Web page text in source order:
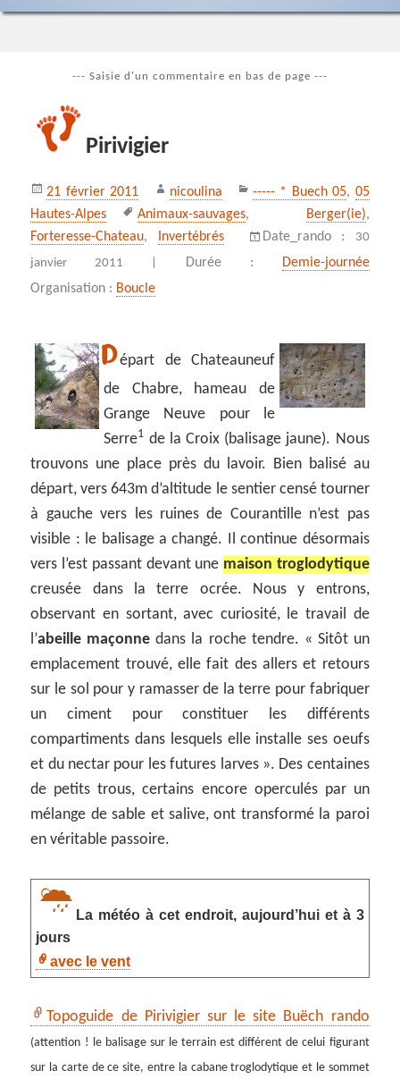
--- Saisie d'un commentaire en bas de page ---
Pirivigier
Publié
le
21 février 2011 Auteur
nicoulina Catégories
----- * Buech 05, 05
Hautes-Alpes
Mots-
clés
Animaux-sauvages, Berger(ie),
Forteresse-Chateau, Invertébrés Date_rando :
30
janvier 2011 |
Durée :
Demie-journée
Organisation : Boucle
Départ de Chateauneuf
de Chabre, hameau de
Grange Neuve pour le
Serre1 de la Croix (balisage jaune). Nous
trouvons une place près du lavoir. Bien balisé au
départ, vers 643m d’altitude le sentier censé tourner
à gauche vers les ruines de Courantille n’est pas
visible : le balisage a changé. Il continue désormais
vers l’est passant devant une maison troglodytique
creusée dans la terre ocrée. Nous y entrons,
observant en sortant, avec curiosité, le travail de
l’abeille maçonne dans la roche tendre. « Sitôt un
emplacement trouvé, elle fait des allers et retours
sur le sol pour y ramasser de la terre pour fabriquer
un ciment pour constituer les différents
compartiments dans lesquels elle installe ses oeufs
et du nectar pour les futures larves ». Des centaines
de petits trous, certains encore operculés par un
mélange de sable et salive, ont transformé la paroi
en véritable passoire.
La météo à cet endroit, aujourd’hui et à 3
jours
avec le vent
Topoguide de Pirivigier sur le site Buëch rando
(attention ! le balisage sur le terrain est différent de celui figurant
sur la carte de ce site, entre la cabane troglodytique et le sommet